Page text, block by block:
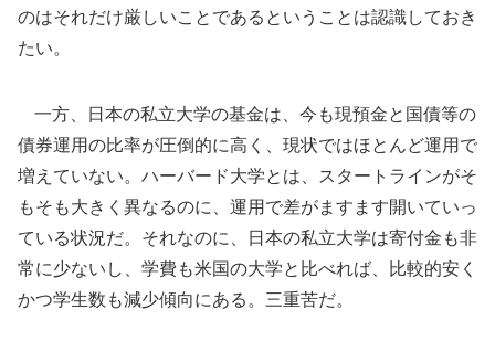
のはそれだけ厳しいことであるということは認識しておき
たい。
一方、日本の私立大学の基金は、今も現預金と国債等の
債券運用の比率が圧倒的に高く、現状ではほとんど運用で
増えていない。ハーバード大学とは、スタートラインがそ
もそも大きく異なるのに、運用で差がますます開いていっ
ている状況だ。それなのに、日本の私立大学は寄付金も非
常に少ないし、学費も米国の大学と比べれば、比較的安く
かつ学生数も減少傾向にある。三重苦だ。